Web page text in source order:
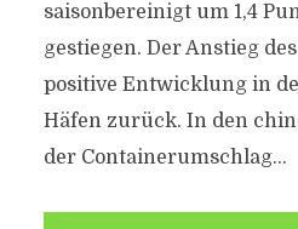
saisonbereinigt um 1,4
gestiegen. Der Anstieg
positive Entwicklung in
Häfen zurück. In den
der Containerumschlag...